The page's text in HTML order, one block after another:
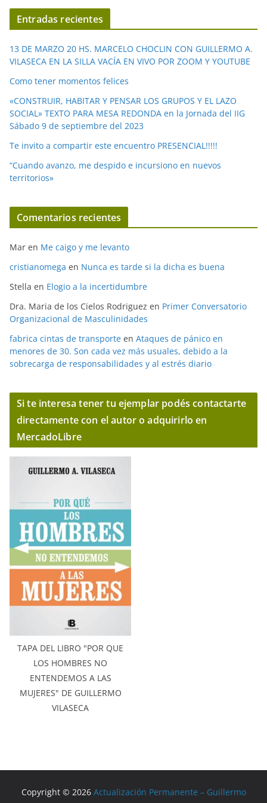
í
d
e
o
Entradas recientes
13 DE MARZO 20 HS. MARCELO CHOCLIN CON GUILLERMO A.
VILASECA EN LA SILLA VACÍA EN VIVO POR ZOOM Y YOUTUBE
Como tener momentos felices
«CONSTRUIR, HABITAR Y PENSAR LOS GRUPOS Y EL LAZO
SOCIAL» TEXTO PARA MESA REDONDA en la Jornada del IIG
Sábado 9 de septiembre del 2023
Te invito a compartir este encuentro PRESENCIAL!!!!!
“Cuando avanzo, me despido e incursiono en nuevos
territorios»
Comentarios recientes
Mar en Me caigo y me levanto
cristianomega en Nunca es tarde si la dicha es buena
Stella en Elogio a la incertidumbre
Dra. Maria de los Cielos Rodriguez en Primer Conversatorio
Organizacional de Masculinidades
fabrica cintas de transporte en Ataques de pánico en
menores de 30. Son cada vez más usuales, debido a la
sobrecarga de responsabilidades y al estrés diario
Si te interesa tener tu ejemplar podés contactarte
directamente con el autor o adquirirlo en
MercadoLibre
TAPA DEL LIBRO "POR QUE
LOS HOMBRES NO
ENTENDEMOS A LAS
MUJERES" DE GUILLERMO
VILASECA
Copyright © 2026 Actualización Permanente – Guillermo